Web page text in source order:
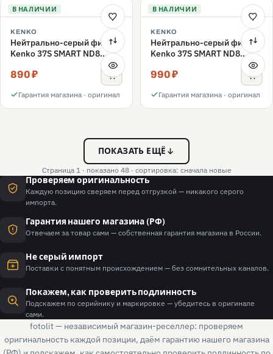
В НАЛИЧИИ
KENKO
Нейтрально-серый фильтр
Kenko 37S SMART ND8
890 ₽
Гарантия магазина · оригинал
В НАЛИЧИИ
KENKO
Нейтрально-серый фильтр
Kenko 37S SMART ND8
990 ₽
Гарантия магазина · оригинал
ПОКАЗАТЬ ЕЩЁ
Страница 1 · показано 48 · сортировка: сначала новые
Проверяем оригинальность
Каждую позицию сверяем перед отгрузкой — никакого серого
импорта.
Гарантия нашего магазина (РФ)
Отвечаем за товар сами — собственная гарантия магазина в России.
Не серый импорт
Поставки с понятным происхождением — без сомнительных каналов.
Покажем, как проверить подлинность
Подскажем по серийнику и маркировке — убедитесь в оригинале
сами.
fotolit — независимый магазин-реселлер: проверяем
оригинальность каждой позиции, даём гарантию нашего магазина